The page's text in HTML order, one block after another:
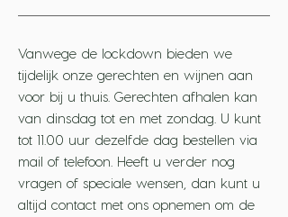
Vanwege de lockdown bieden we
tijdelijk onze gerechten en wijnen aan
voor bij u thuis. Gerechten afhalen kan
van dinsdag tot en met zondag. U kunt
tot 11.00 uur dezelfde dag bestellen via
mail of telefoon. Heeft u verder nog
vragen of speciale wensen, dan kunt u
altijd contact met ons opnemen om de